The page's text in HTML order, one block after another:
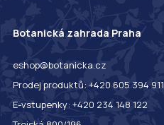
Botanická zahrada Praha
eshop@botanicka.cz
Prodej produktů: +420 605 394 911
E-vstupenky: +420 234 148 122